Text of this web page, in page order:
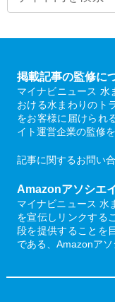
掲載記事の監修に
マイナビニュース 水
おける水まわりのト
をお客様に届けられ
イト運営企業の監修
記事に関するお問い
Amazonアソシエ
マイナビニュース 水
を宣伝しリンクする
段を提供することを
である、Amazonアソ